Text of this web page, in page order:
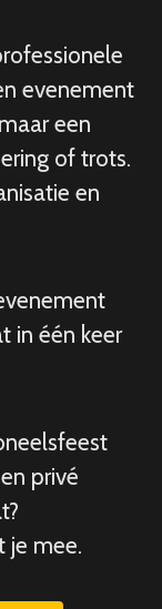
evenement
een
of trots.
en
in één keer
privé
je mee.